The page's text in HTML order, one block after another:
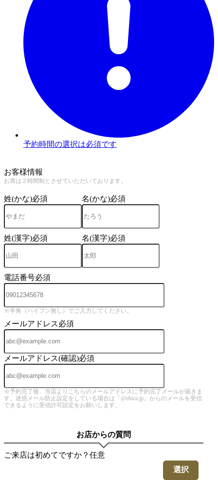
予約時間の選択は必須です
お客様情報
お席は２時間制とさせていただいております。
姓(かな)必須 名(かな)必須
姓(漢字)必須 名(漢字)必須
電話番号必須
※半角（ハイフン無し）でご入力してください。
メールアドレス必須
メールアドレス(確認)必須
※予約完了後、当店よりこちらのメールアドレスに予約完了メールが届きま
す。迷惑メール防止設定をしている場合は「@ebica.jp」からのメールを受信
できるように受信許可設定をお願いします。
お店からの質問
ご来店は初めてですか？ 任意
選択